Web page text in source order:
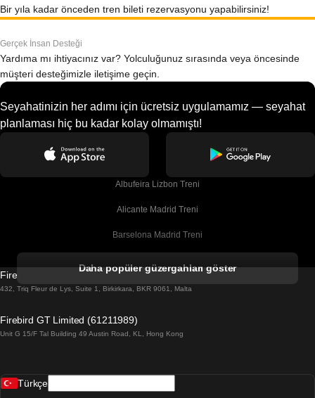
Bir yıla kadar önceden tren bileti rezervasyonu yapabilirsiniz!
Gerçek İnsan Desteği
Yardıma mı ihtiyacınız var? Yolculuğunuz sırasında veya öncesinde
müşteri desteğimizle iletişime geçin.
Seyahatinizin her adımı için ücretsiz uygulamamız — seyahat
planlaması hiç bu kadar kolay olmamıştı!
Albufeira Lizbon Treni
Alicante Madrid Treni
Barselona Madrid Treni
Barselona Sevilla Treni
Belfast Dublin Treni
Daha popüler güzergahları göster
Firebird GT Limited (OC 1451)
432, Triq Fleur de Lys, Suite 1, Birkirkara, BKR 9061, Malta
Firebird GT Limited (61211989)
Unit G 15/F Tal Building 49 Austin Road, KL, Hong Kong
Türkçe